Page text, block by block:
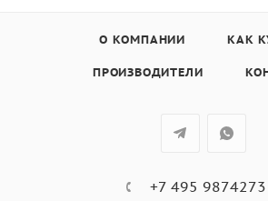
О КОМПАНИИ КАК
ПРОИЗВОДИТЕЛИ
+7 495 9874273